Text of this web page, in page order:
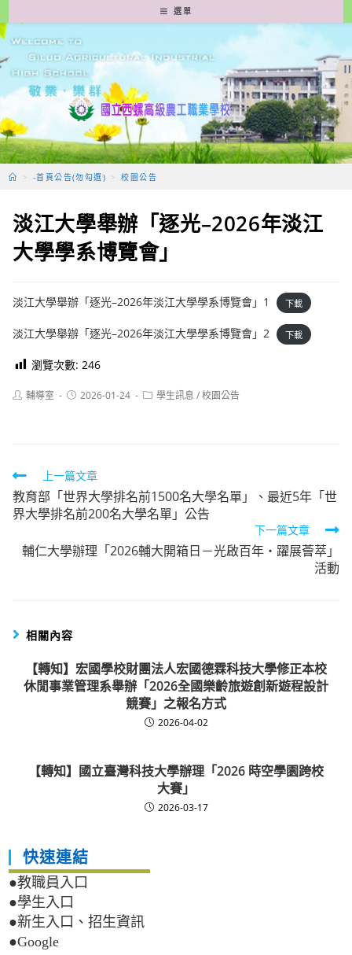
轉
至
要
容
選單
> -首頁公告(勿勾選) > 校園公告
淡江大學舉辦「逐光–2026年淡江
大學學系博覽會」
淡江大學舉辦「逐光–2026年淡江大學學系博覽會」1 下載
淡江大學舉辦「逐光–2026年淡江大學學系博覽會」2 下載
瀏覽次數: 246
Post輔導室
Post2026-01-24
Post學生訊息 /校園公告
Read
more
articles
上一篇文章
教育部「世界大學排名前1500名大學名單」、最近5年「世
界大學排名前200名大學名單」公告
下一篇文章
輔仁大學辦理「2026輔大開箱日－光啟百年・躍展薈萃」
活動
相關內容
【轉知】宏國學校財團法人宏國德霖科技大學修正本校
休閒事業管理系舉辦「2026全國樂齡旅遊創新遊程設計
競賽」之報名方式
2026-04-02
【轉知】國立臺灣科技大學辦理「2026 時空學園跨校
大賽」
2026-03-17
快速連結
●教職員入口
●學生入口
●新生入口、招生資訊
●Google